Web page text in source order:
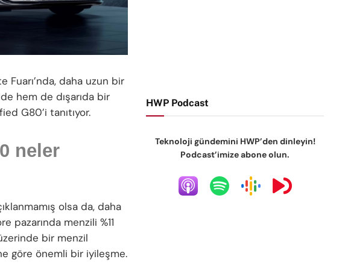
Fuarı’nda, daha uzun bir
hem de dışarıda bir
G80’i tanıtıyor.
neler
olsa da, daha
pazarında menzili %11
bir menzil
göre önemli bir iyileşme.
HWP Podcast
Teknoloji gündemini HWP’den dinleyin!
Podcast’imize abone olun.